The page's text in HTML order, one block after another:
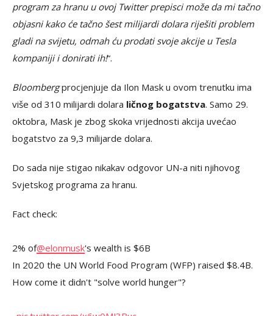
program za hranu u ovoj Twitter prepisci može da mi tačno
objasni kako će tačno šest milijardi dolara riješiti problem
gladi na svijetu, odmah ću prodati svoje akcije u Tesla
kompaniji i donirati ih!“.
Bloombergprocjenjuje da Ilon Mask u ovom trenutku ima
više od 310 milijardi dolara ličnog bogatstva. Samo 29.
oktobra, Mask je zbog skoka vrijednosti akcija uvećao
bogatstvo za 9,3 milijarde dolara.
Do sada nije stigao nikakav odgovor UN-a niti njihovog
Svjetskog programa za hranu.
Fact check:
2% of@elonmusk's wealth is $6B
In 2020 the UN World Food Program (WFP) raised $8.4B.
How come it didn't "solve world hunger"?